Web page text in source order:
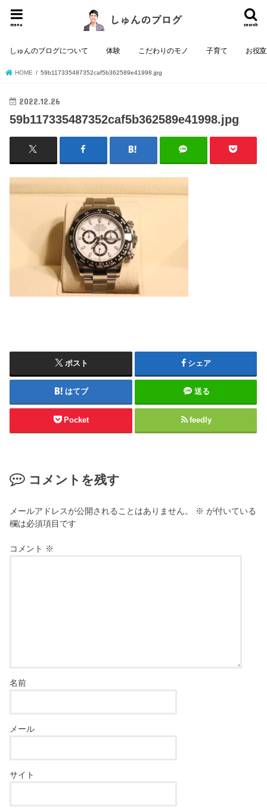
search
menu
しゅんのブログについて 体験 こだわりのモノ 子育て お役
HOME 59b117335487352caf5b362589e41998.jpg
2022.12.26
59b117335487352caf5b362589e41998.jpg
ポスト シェア
はてブ 送る
Pocket feedly
コメントを残す
メールアドレスが公開されることはありません。 ※ が付いている
欄は必須項目です
コメント ※
名前
メール
サイト